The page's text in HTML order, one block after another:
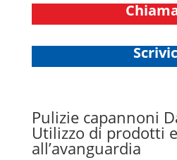
Pulizie capannoni
Utilizzo di prodotti
all’avanguardia